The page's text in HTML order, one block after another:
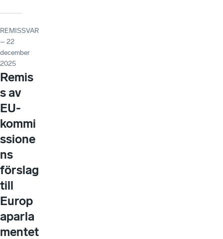
REMISSVAR
– 22
december
2025
Remis
s av
EU-
kommi
ssione
ns
förslag
till
Europ
aparla
mentet